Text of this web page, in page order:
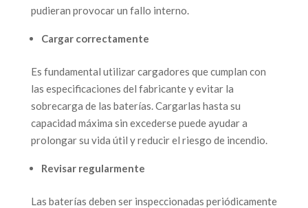
pudieran provocar un fallo interno.
Cargar correctamente
Es fundamental utilizar cargadores que cumplan con
las especificaciones del fabricante y evitar la
sobrecarga de las baterías. Cargarlas hasta su
capacidad máxima sin excederse puede ayudar a
prolongar su vida útil y reducir el riesgo de incendio.
Revisar regularmente
Las baterías deben ser inspeccionadas periódicamente